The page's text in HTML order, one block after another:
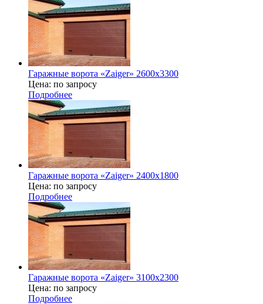
Гаражные ворота «Zaiger» 2600x3300
Цена: по запросу
Подробнее
Гаражные ворота «Zaiger» 2400х1800
Цена: по запросу
Подробнее
Гаражные ворота «Zaiger» 3100х2300
Цена: по запросу
Подробнее